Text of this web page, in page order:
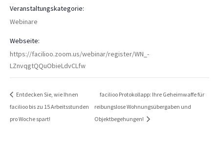
Veranstaltungskategorie:
Webinare
Webseite:
https://facilioo.zoom.us/webinar/register/WN_-
LZnvqgtQQuObieLdvCLfw
Entdecken Sie, wie Ihnen
facilioo bis zu 15 Arbeitsstunden
pro Woche spart!
facilioo Protokollapp: Ihre Geheimwaffe für
reibungslose Wohnungsübergaben und
Objektbegehungen!